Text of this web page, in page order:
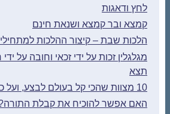
לחץ ודאגות
קמצא ובר קמצא ושנאת חינם
הלכות שבת – קיצור ההלכות
מגלגלין זכות על ידי זכאי וחובה על
תצא
10 מצוות שהכי קל בעולם לבצע, ועל כל אחת שכר עצום
האם אפשר להוכיח את קבלת